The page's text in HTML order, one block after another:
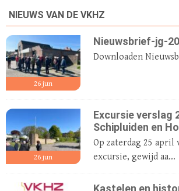
NIEUWS VAN DE VKHZ
26 jun
Nieuwsbrief-jg-
Downloaden
26 jun
Excursie verslag
Schipluiden en
Op zaterdag 25 april
excursie, gewijd aa...
Kastelen en